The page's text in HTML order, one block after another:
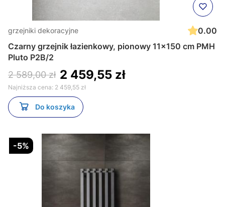
grzejniki dekoracyjne
0.00
Czarny grzejnik łazienkowy, pionowy 11x150 cm PMH
Pluto P2B/2
2 589,00 zł 2 459,55 zł
Najniższa cena: 2 459,55 zł
Do koszyka
-5%